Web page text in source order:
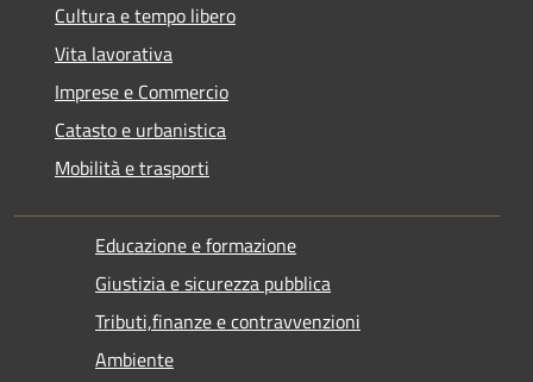
Cultura e tempo libero
Vita lavorativa
Imprese e Commercio
Catasto e urbanistica
Mobilità e trasporti
Educazione e formazione
Giustizia e sicurezza pubblica
Tributi,finanze e contravvenzioni
Ambiente